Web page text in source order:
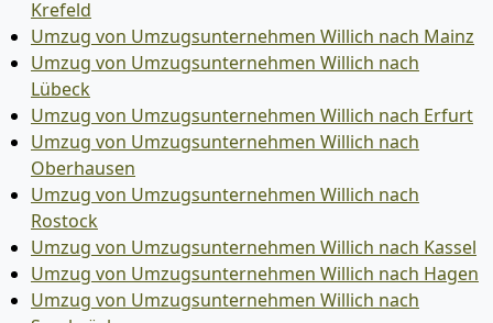
Krefeld
Umzug von Umzugsunternehmen Willich nach Mainz
Umzug von Umzugsunternehmen Willich nach
Lübeck
Umzug von Umzugsunternehmen Willich nach Erfurt
Umzug von Umzugsunternehmen Willich nach
Oberhausen
Umzug von Umzugsunternehmen Willich nach
Rostock
Umzug von Umzugsunternehmen Willich nach Kassel
Umzug von Umzugsunternehmen Willich nach Hagen
Umzug von Umzugsunternehmen Willich nach